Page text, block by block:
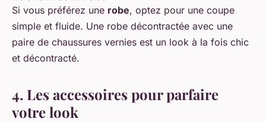
Si vous préférez une robe, optez pour une coupe
simple et fluide. Une robe décontractée avec une
paire de chaussures vernies est un look à la fois chic
et décontracté.
4. Les accessoires pour parfaire
votre look